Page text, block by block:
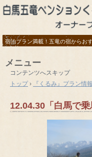
宿泊プラン満載！五竜の宿からお
メニュー
コンテンツへスキップ
トップ › 『くるみ』プラン情
12.04.30「白馬で乗